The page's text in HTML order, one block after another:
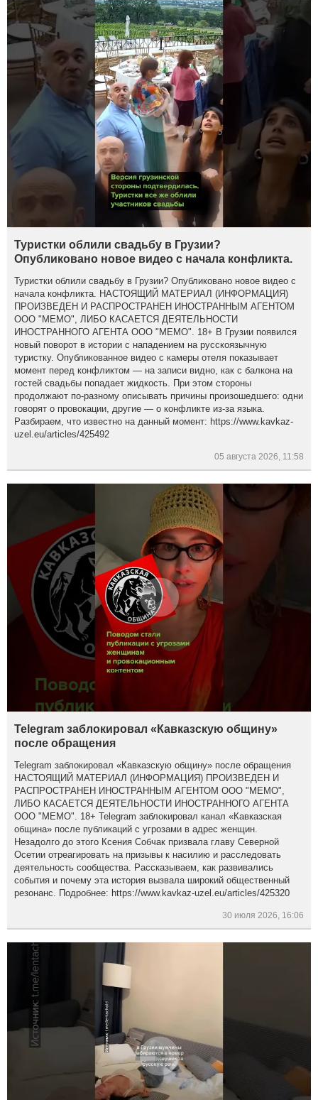
Туристки облили свадьбу в Грузии?
Опубликовано новое видео с начала конфликта.
Туристки облили свадьбу в Грузии? Опубликовано новое видео с
начала конфликта. НАСТОЯЩИЙ МАТЕРИАЛ (ИНФОРМАЦИЯ)
ПРОИЗВЕДЕН И РАСПРОСТРАНЕН ИНОСТРАННЫМ АГЕНТОМ
ООО "МЕМО", ЛИБО КАСАЕТСЯ ДЕЯТЕЛЬНОСТИ
ИНОСТРАННОГО АГЕНТА ООО "МЕМО". 18+ В Грузии появился
новый поворот в истории с нападением на русскоязычную
туристку. Опубликованное видео с камеры отеля показывает
момент перед конфликтом — на записи видно, как с балкона на
гостей свадьбы попадает жидкость. При этом стороны
продолжают по-разному описывать причины произошедшего: одни
говорят о провокации, другие — о конфликте из-за языка.
Разбираем, что известно на данный момент: https://www.kavkaz-
uzel.eu/articles/425492
05 августа 2026, 11:58
Telegram заблокировал «Кавказскую общину»
после обращения
Telegram заблокировал «Кавказскую общину» после обращения
НАСТОЯЩИЙ МАТЕРИАЛ (ИНФОРМАЦИЯ) ПРОИЗВЕДЕН И
РАСПРОСТРАНЕН ИНОСТРАННЫМ АГЕНТОМ ООО "МЕМО",
ЛИБО КАСАЕТСЯ ДЕЯТЕЛЬНОСТИ ИНОСТРАННОГО АГЕНТА
ООО "МЕМО". 18+ Telegram заблокировал канал «Кавказская
община» после публикаций с угрозами в адрес женщин.
Незадолго до этого Ксения Собчак призвала главу Северной
Осетии отреагировать на призывы к насилию и расследовать
деятельность сообщества. Рассказываем, как развивались
события и почему эта история вызвала широкий общественный
резонанс. Подробнее: https://www.kavkaz-uzel.eu/articles/425320
30 июля 2026, 16:06